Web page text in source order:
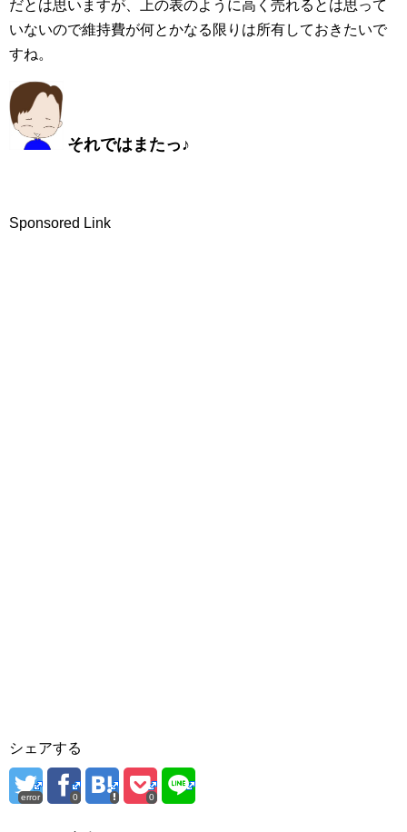
だとは思いますが、上の表のように高く売れるとは思って
いないので維持費が何とかなる限りは所有しておきたいで
すね。
それではまたっ♪
Sponsored Link
シェアする
error 0 0